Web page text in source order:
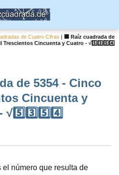
de Cuatro Cifras |
🟦 Raíz cuadrada de
Trescientos Cincuenta y Cuatro - √5️⃣3️⃣5️⃣4️⃣
de 5354 - Cinco
Cincuenta y
√5️⃣3️⃣5️⃣4️⃣
número que resulta de